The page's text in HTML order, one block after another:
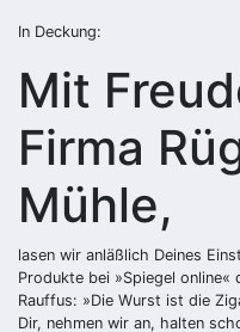
In Deckung:
Mit
Firma
Mühle,
lasen wir anläßlich Deines
Produkte bei »Spiegel online«
Rauffus: »Die Wurst ist die
Dir, nehmen wir an, halten